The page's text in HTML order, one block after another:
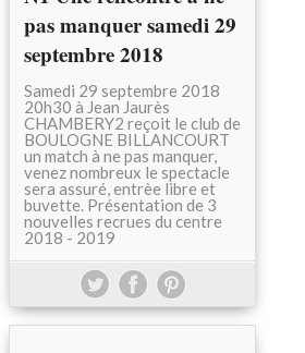
pas manquer samedi 29
septembre 2018
Samedi 29 septembre 2018
20h30 à Jean Jaurès
CHAMBERY2 reçoit le club de
BOULOGNE BILLANCOURT
un match à ne pas manquer,
venez nombreux le spectacle
sera assuré, entrèe libre et
buvette. Présentation de 3
nouvelles recrues du centre
2018 - 2019